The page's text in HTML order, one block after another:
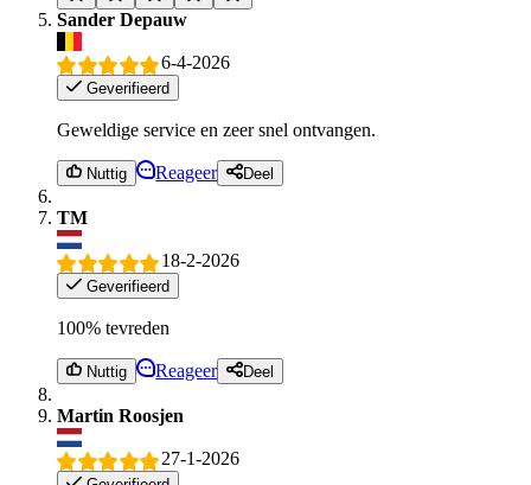
Sander Depauw
6-4-2026
Geverifieerd
Geweldige service en zeer snel ontvangen.
Nuttig Reageer Deel
TM
18-2-2026
Geverifieerd
100% tevreden
Nuttig Reageer Deel
Martin Roosjen
27-1-2026